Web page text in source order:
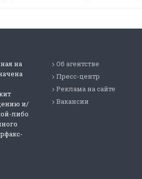
на
и/
либо
Об агентстве
Пресс-центр
Реклама на сайте
Вакансии